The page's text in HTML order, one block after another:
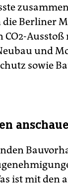
die Berliner
und
sowie
ist mit den